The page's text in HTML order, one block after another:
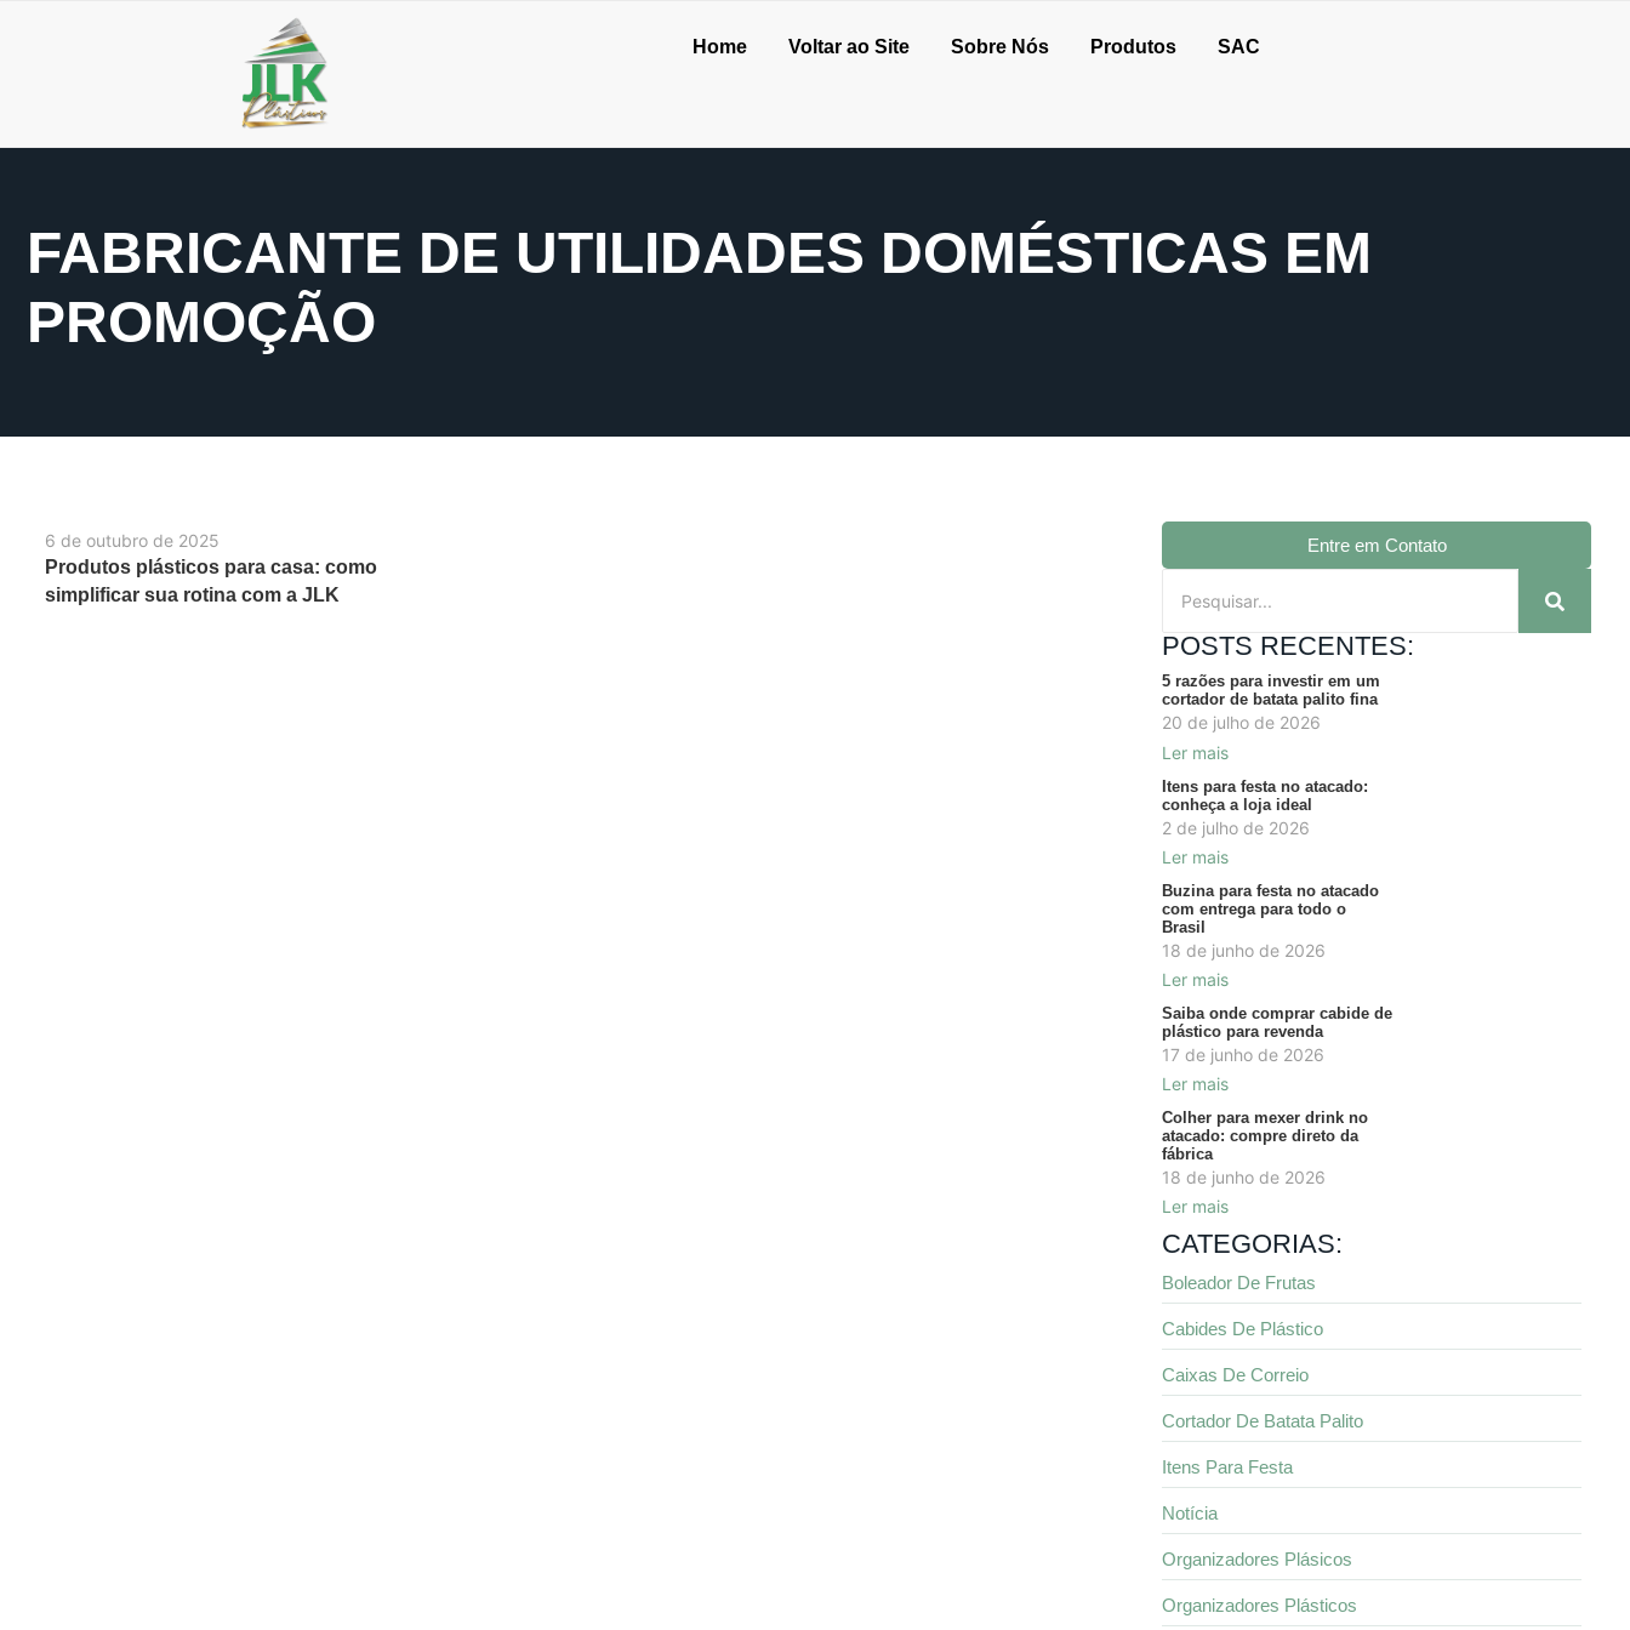
Home Voltar ao Site Sobre Nós Produtos SAC
FABRICANTE DE UTILIDADES DOMÉSTICAS EM
PROMOÇÃO
6 de outubro de 2025
Produtos plásticos para casa: como
simplificar sua rotina com a JLK
Entre em Contato
POSTS RECENTES:
5 razões para investir em um
cortador de batata palito fina
20 de julho de 2026
Ler mais
Itens para festa no atacado:
conheça a loja ideal
2 de julho de 2026
Ler mais
Buzina para festa no atacado
com entrega para todo o
Brasil
18 de junho de 2026
Ler mais
Saiba onde comprar cabide de
plástico para revenda
17 de junho de 2026
Ler mais
Colher para mexer drink no
atacado: compre direto da
fábrica
18 de junho de 2026
Ler mais
CATEGORIAS:
Boleador De Frutas
Cabides De Plástico
Caixas De Correio
Cortador De Batata Palito
Itens Para Festa
Notícia
Organizadores Plásicos
Organizadores Plásticos